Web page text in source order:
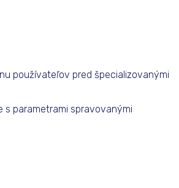
používateľov pred špecializovanými
parametrami spravovanými